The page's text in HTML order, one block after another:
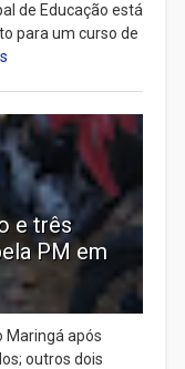
de Educação está
para um curso de
e três
PM em
Maringá após
outros dois